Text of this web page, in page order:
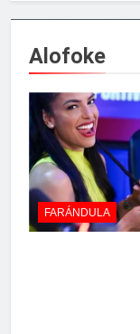
Alofoke
FARÁNDULA